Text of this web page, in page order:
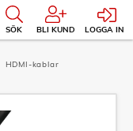
SÖK BLI KUND LOGGA IN
HDMI-kablar